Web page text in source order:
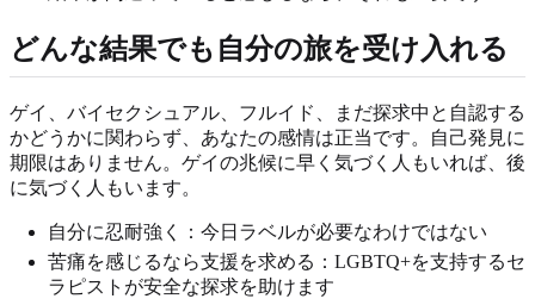
どんな結果でも自分の旅を受け入れる
ゲイ、バイセクシュアル、フルイド、まだ探求中と自認する
かどうかに関わらず、あなたの感情は正当です。自己発見に
期限はありません。ゲイの兆候に早く気づく人もいれば、後
に気づく人もいます。
自分に忍耐強く：今日ラベルが必要なわけではない
苦痛を感じるなら支援を求める：LGBTQ+を支持するセ
ラピストが安全な探求を助けます